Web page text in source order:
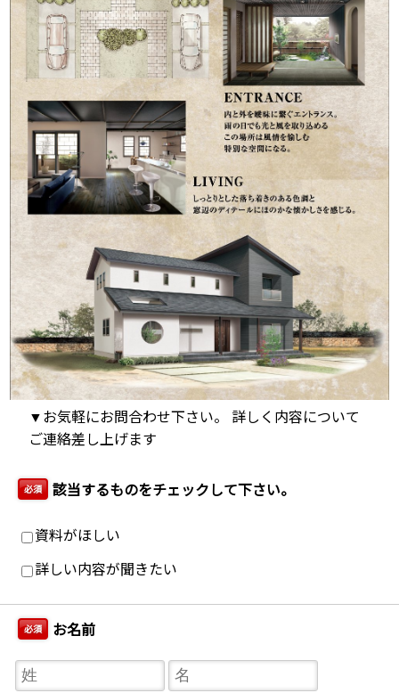
▼お気軽にお問合わせ下さい。 詳しく内容について
ご連絡差し上げます
必須 該当するものをチェックして下さい。
資料がほしい
詳しい内容が聞きたい
必須 お名前